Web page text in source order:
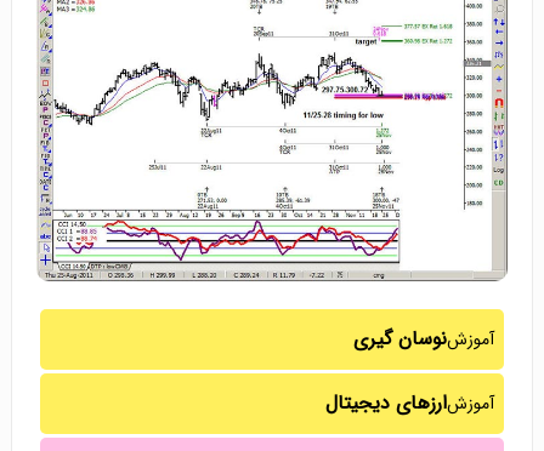
آموزشنوسان گیری
آموزشارزهای دیجیتال